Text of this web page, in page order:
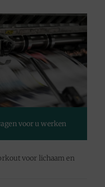
voor u werken
voor lichaam en